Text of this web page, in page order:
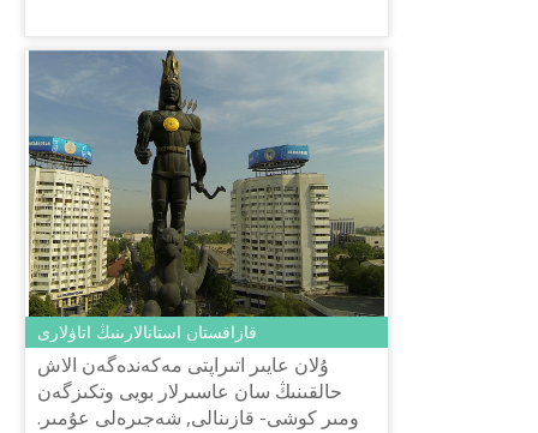
قازاقستان استانالارىنىڭ اتاۋلارى
ۇلان عايىر اتىراپتى مەكەندەگەن الاش
حالقىنىڭ سان عاسىرلار بويى وتكىزگەن
ومىر كوشى- قازىنالى, شەجىرەلى عۇمىر.